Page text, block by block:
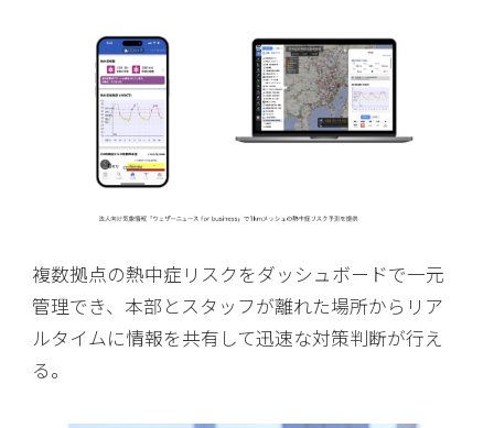
複数拠点の熱中症リスクをダッシュボードで一元
管理でき、本部とスタッフが離れた場所からリア
ルタイムに情報を共有して迅速な対策判断が行え
る。